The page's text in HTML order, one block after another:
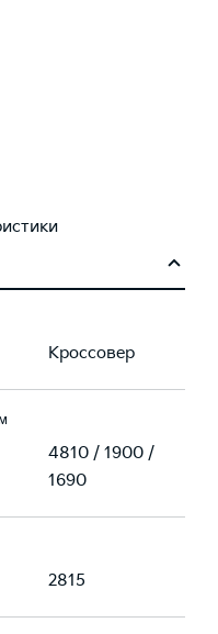
Кроссовер
4810 / 1900 /
1690
2815